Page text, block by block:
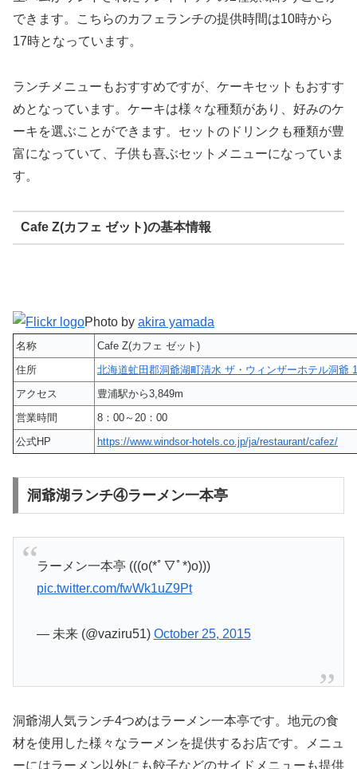
できます。こちらのカフェランチの提供時間は10時から
17時となっています。
ランチメニューもおすすめですが、ケーキセットもおすす
めとなっています。ケーキは様々な種類があり、好みのケ
ーキを選ぶことができます。セットのドリンクも種類が豊
富になっていて、子供も喜ぶセットメニューになっていま
す。
Cafe Z(カフェ ゼット)の基本情報
Photo by akira yamada
名称
Cafe Z(カフェ ゼット)
住所
北海道虻田郡洞爺湖町清水 ザ・ウィンザーホテル洞爺
アクセス
豊浦駅から3,849m
営業時間
8：00～20：00
公式HP
https://www.windsor-hotels.co.jp/ja/restaurant/cafez/
洞爺湖ランチ④ラーメン一本亭
ラーメン一本亭 (((o(*ﾟ▽ﾟ*)o)))
pic.twitter.com/fwWk1uZ9Pt
— 未来 (@vaziru51) October 25, 2015
洞爺湖人気ランチ4つめはラーメン一本亭です。地元の食
材を使用した様々なラーメンを提供するお店です。メニュ
ーにはラーメン以外にも餃子などのサイドメニューも提供